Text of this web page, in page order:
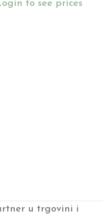
to see prices
u trgovini i